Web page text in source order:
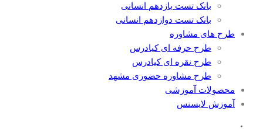
بانک تست یازدهم انسانی
بانک تست دوازدهم انسانی
طرح های مشاوره
طرح حرفه ای کیادرس
طرح نقره ای کیادرس
طرح مشاوره حضوری مشهد
محصولات آموزشی
آموزش لایسنس